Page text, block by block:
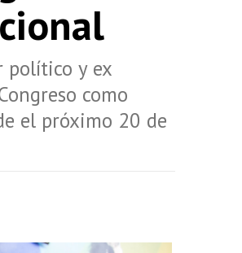
político y ex
como
el próximo 20 de